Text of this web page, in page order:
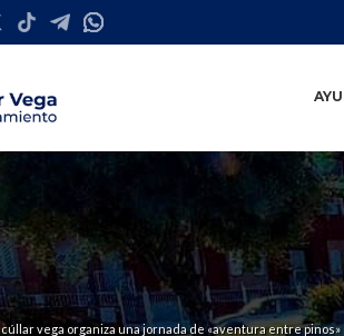
cúllar vega organiza una jornada de «aventura entre